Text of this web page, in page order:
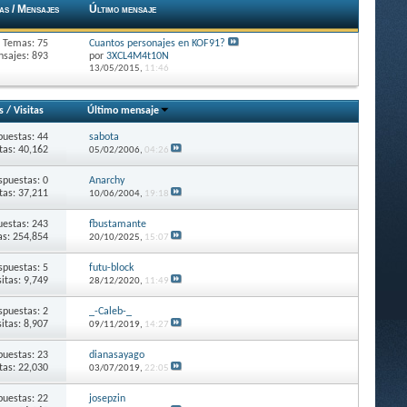
/ Mensajes Último mensaje
Temas: 75
893
Cuantos personajes en KOF91?
por 3XCL4M4t10N
13/05/2015, 11:46
/Visitas Último mensaje
44
40,162
sabota
05/02/2006, 04:26
0
37,211
Anarchy
10/06/2004, 19:18
243
254,854
fbustamante
20/10/2025, 15:07
5
9,749
futu-block
28/12/2020, 11:49
2
8,907
_-Caleb-_
09/11/2019, 14:27
23
22,030
dianasayago
03/07/2019, 22:05
22
josepzin